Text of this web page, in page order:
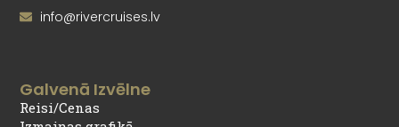
Galvenā Izvēlne
Reisi/Cenas
info@rivercruises.lv